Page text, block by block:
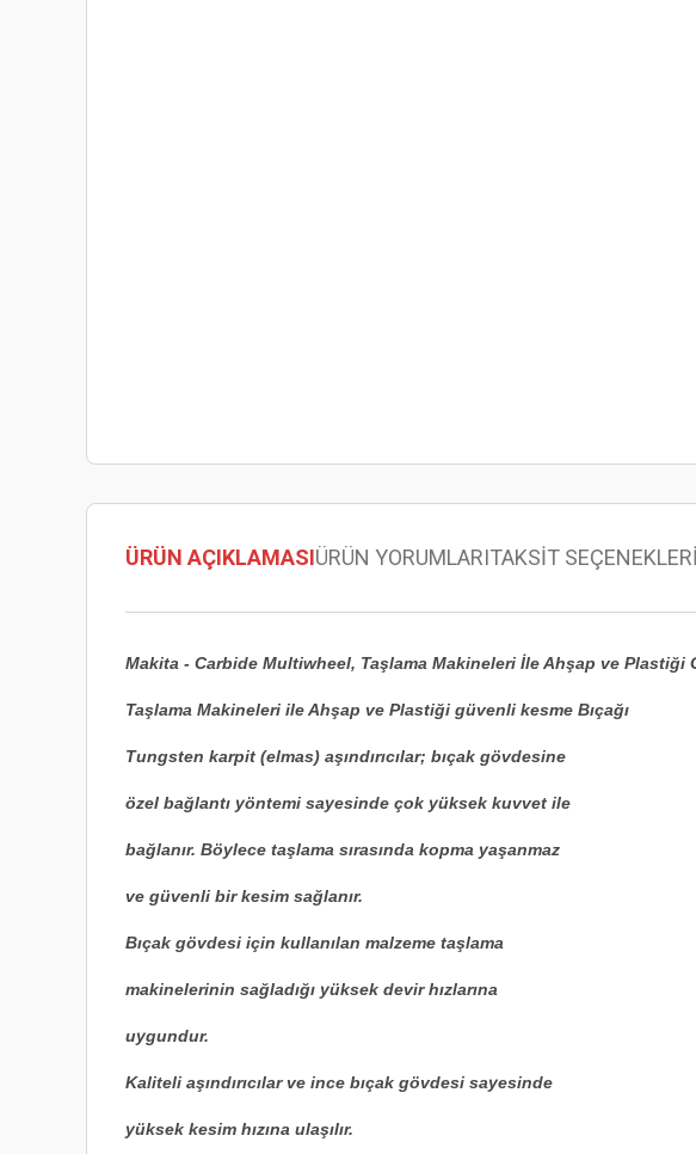
ÜRÜN AÇIKLAMASIÜRÜN YORUMLARITAKSİT SEÇENEKLERİ
Makita - Carbide Multiwheel, Taşlama Makineleri İle Ahşap ve Plastiği
Taşlama Makineleri ile Ahşap ve Plastiği güvenli kesme Bıçağı
Tungsten karpit (elmas) aşındırıcılar; bıçak gövdesine
özel bağlantı yöntemi sayesinde çok yüksek kuvvet ile
bağlanır. Böylece taşlama sırasında kopma yaşanmaz
ve güvenli bir kesim sağlanır.
Bıçak gövdesi için kullanılan malzeme taşlama
makinelerinin sağladığı yüksek devir hızlarına
uygundur.
Kaliteli aşındırıcılar ve ince bıçak gövdesi sayesinde
yüksek kesim hızına ulaşılır.